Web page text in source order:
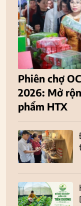
Phiên chợ
2026: Mở
phẩm HTX